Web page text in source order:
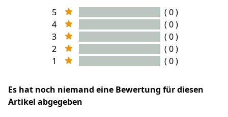
5
( 0 )
4
( 0 )
3
( 0 )
2
( 0 )
1
( 0 )
Es hat noch niemand eine Bewertung für diesen
Artikel abgegeben